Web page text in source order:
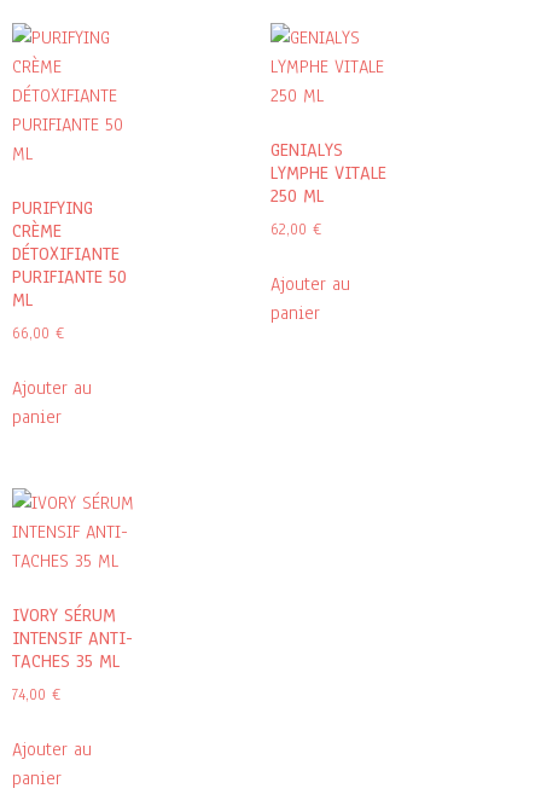
PURIFYING
CRÈME
DÉTOXIFIANTE
PURIFIANTE 50
ML
66,00 €
Ajouter au
panier
GENIALYS
LYMPHE VITALE
250 ML
62,00 €
Ajouter au
panier
IVORY SÉRUM
INTENSIF ANTI-
TACHES 35 ML
74,00 €
Ajouter au
panier